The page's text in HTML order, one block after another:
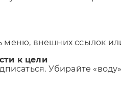
меню, внешних ссылок
к цели
Убирайте